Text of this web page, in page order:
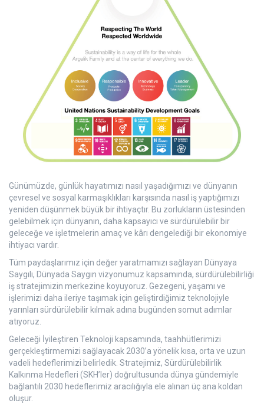
Günümüzde, günlük hayatımızı nasıl yaşadığımızı ve dünyanın
çevresel ve sosyal karmaşıklıkları karşısında nasıl iş yaptığımızı
yeniden düşünmek büyük bir ihtiyaçtır. Bu zorlukların üstesinden
gelebilmek için dünyanın, daha kapsayıcı ve sürdürülebilir bir
geleceğe ve işletmelerin amaç ve kârı dengelediği bir ekonomiye
ihtiyacı vardır.
Tüm paydaşlarımız için değer yaratmamızı sağlayan Dünyaya
Saygılı, Dünyada Saygın vizyonumuz kapsamında, sürdürülebilirliği
iş stratejimizin merkezine koyuyoruz. Gezegeni, yaşamı ve
işlerimizi daha ileriye taşımak için geliştirdiğimiz teknolojiyle
yarınları sürdürülebilir kılmak adına bugünden somut adımlar
atıyoruz.
Geleceği İyileştiren Teknoloji kapsamında, taahhütlerimizi
gerçekleştirmemizi sağlayacak 2030’a yönelik kısa, orta ve uzun
vadeli hedeflerimizi belirledik. Stratejimiz, Sürdürülebilirlik
Kalkınma Hedefleri (SKH’ler) doğrultusunda dünya gündemiyle
bağlantılı 2030 hedeflerimiz aracılığıyla ele alınan üç ana koldan
oluşur.